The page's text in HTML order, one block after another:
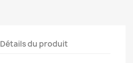
Détails du produit